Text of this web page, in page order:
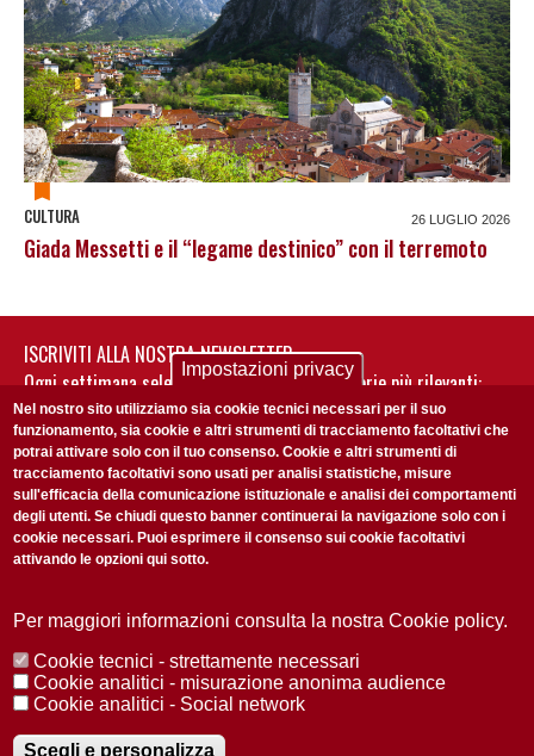
CULTURA 26 LUGLIO 2026
Giada Messetti e il “legame destinico” con il terremoto
ISCRIVITI ALLA NOSTRA NEWSLETTER
Ogni settimana selezioniamo per te nostre storie più rilevanti:
non perderti gli aggiornamenti della nostra newsletter
Accetto laPrivacy Policy
Redazione Copyright Privacy
Area stampa
© 2025 Università di Padova
Registrazione presso il Tribunale di Padova n. 2097/2012 del 18 giugno
Impostazioni privacy
Nel nostro sito utilizziamo sia cookie tecnici necessari per il suo
funzionamento, sia cookie e altri strumenti di tracciamento facoltativi che
potrai attivare solo con il tuo consenso. Cookie e altri strumenti di
tracciamento facoltativi sono usati per analisi statistiche, misure
sull'efficacia della comunicazione istituzionale e analisi dei comportamenti
degli utenti. Se chiudi questo banner continuerai la navigazione solo con i
cookie necessari. Puoi esprimere il consenso sui cookie facoltativi
attivando le opzioni qui sotto.
Per maggiori informazioni consulta la nostra Cookie policy.
Cookie tecnici - strettamente necessari
Cookie analitici - misurazione anonima audience
Cookie analitici - Social network
Scegli e personalizza